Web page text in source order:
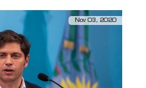
Nov 03, 2020